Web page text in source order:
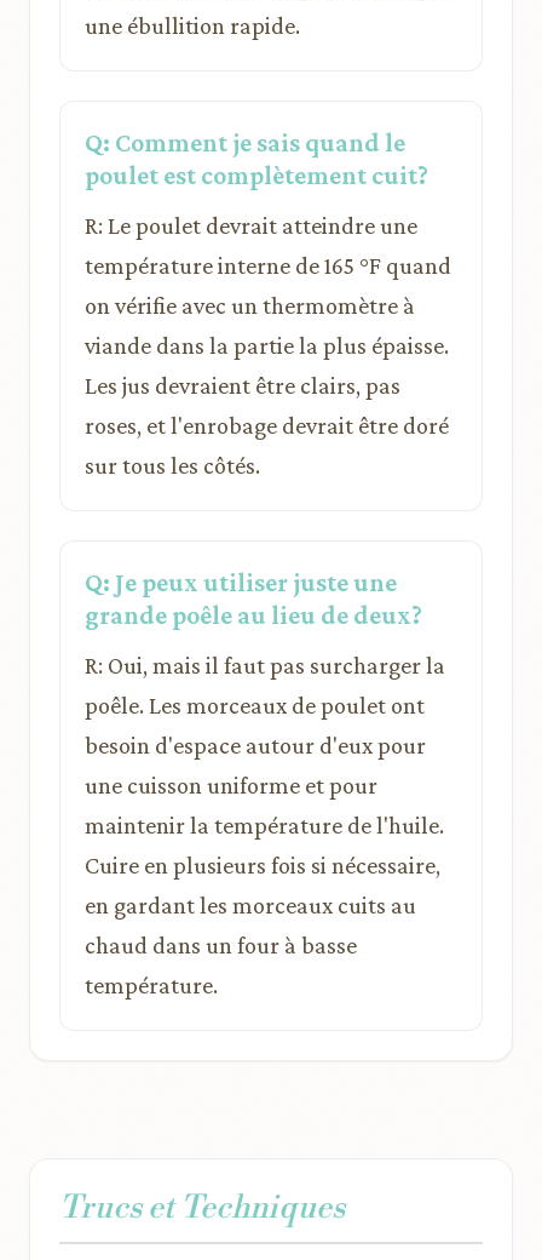
une ébullition rapide.
Q: Comment je sais quand le
poulet est complètement cuit?
R: Le poulet devrait atteindre une
température interne de 165 °F quand
on vérifie avec un thermomètre à
viande dans la partie la plus épaisse.
Les jus devraient être clairs, pas
roses, et l'enrobage devrait être doré
sur tous les côtés.
Q: Je peux utiliser juste une
grande poêle au lieu de deux?
R: Oui, mais il faut pas surcharger la
poêle. Les morceaux de poulet ont
besoin d'espace autour d'eux pour
une cuisson uniforme et pour
maintenir la température de l'huile.
Cuire en plusieurs fois si nécessaire,
en gardant les morceaux cuits au
chaud dans un four à basse
température.
Trucs et Techniques